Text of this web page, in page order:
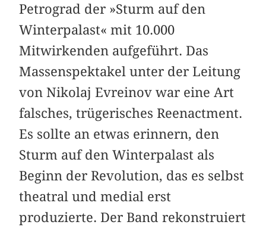
Petrograd der »Sturm auf den
Winterpalast« mit 10.000
Mitwirkenden aufgeführt. Das
Massenspektakel unter der Leitung
von Nikolaj Evreinov war eine Art
falsches, trügerisches Reenactment.
Es sollte an etwas erinnern, den
Sturm auf den Winterpalast als
Beginn der Revolution, das es selbst
theatral und medial erst
produzierte. Der Band rekonstruiert